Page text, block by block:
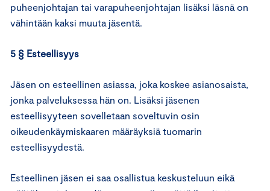
puheenjohtajan tai varapuheenjohtajan lisäksi läsnä on
vähintään kaksi muuta jäsentä.
5 § Esteellisyys
Jäsen on esteellinen asiassa, joka koskee asianosaista,
jonka palveluksessa hän on. Lisäksi jäsenen
esteellisyyteen sovelletaan soveltuvin osin
oikeudenkäymiskaaren määräyksiä tuomarin
esteellisyydestä.
Esteellinen jäsen ei saa osallistua keskusteluun eikä